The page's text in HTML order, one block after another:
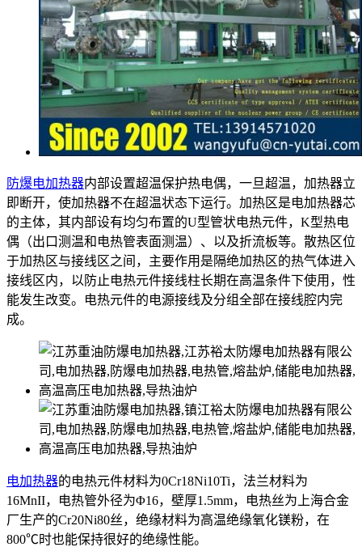
防爆电加热器内部设置超温保护热电偶，一旦超温，加热器立
即断开，使加热器不在超温状态下运行。加热区是电加热器芯
的主体，其内部设有均匀布置的U型管状电热元件，K型热电
偶（出口测温和电热管表面测温）、以及折流板等。散热区位
于加热区与接线区之间，主要作用是隔绝加热区的热气体进入
接线区内，以防止电热元件接线柱长期在高温条件下使用，性
能发生改变。电热元件的电源接线及分组全部在接线腔内完
成。
电加热器的电热元件材料为0Cr18Ni10Ti，法兰材料为
16MnII，电热管外径为Φ16，壁厚1.5mm，电热丝为上海合金
厂生产的Cr20Ni80丝，绝缘材料为高温绝缘氧化镁粉，在
800℃时也能保持很好的绝缘性能。